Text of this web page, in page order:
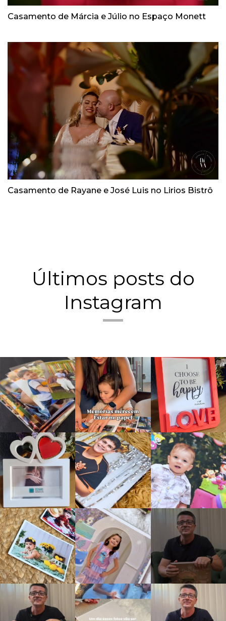
Casamento de Márcia e Júlio no Espaço Monett
Casamento de Rayane e José Luis no Lirios Bistrô
Últimos posts do
Instagram